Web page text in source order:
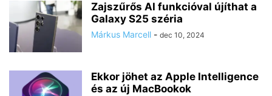
Zajszűrős AI funkcióval újíthat a
Galaxy S25 széria
Márkus Marcell - dec 10, 2024
Ekkor jöhet az Apple Intelligence
és az új MacBookok